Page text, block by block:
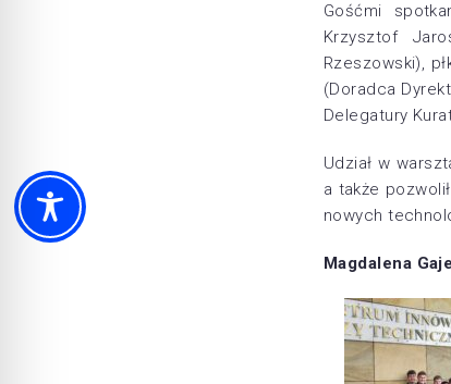
Gośćmi
Krzysztof
Rzeszowski),
(Doradca
Delegatury
Udział w
a także
nowych
Magdalena